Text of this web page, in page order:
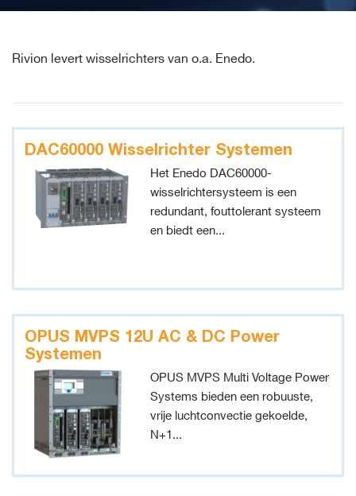
Rivion levert wisselrichters van o.a. Enedo.
DAC60000 Wisselrichter Systemen
Het Enedo DAC60000-
wisselrichtersysteem is een
redundant, fouttolerant systeem
en biedt een...
OPUS MVPS 12U AC & DC Power
Systemen
OPUS MVPS Multi Voltage Power
Systems bieden een robuuste,
vrije luchtconvectie gekoelde,
N+1...